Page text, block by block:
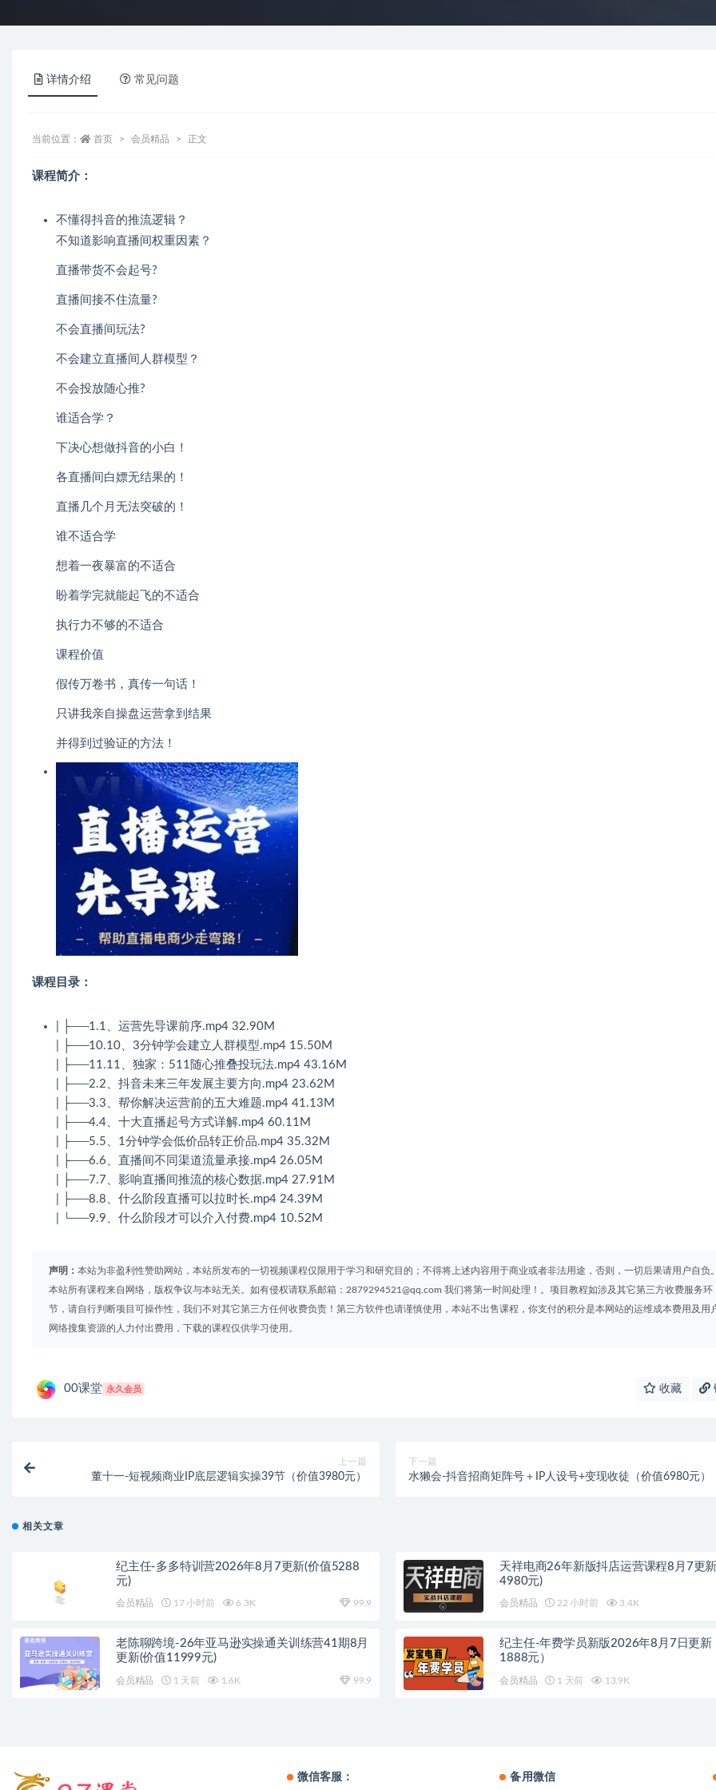
详情介绍 常见问题
当前位置： 首页 会员精品 正文
课程简介：
不懂得抖音的推流逻辑？
不知道影响直播间权重因素？
直播带货不会起号?
直播间接不住流量?
不会直播间玩法?
不会建立直播间人群模型？
不会投放随心推?
谁适合学？
下决心想做抖音的小白！
各直播间白嫖无结果的！
直播几个月无法突破的！
谁不适合学
想着一夜暴富的不适合
盼着学完就能起飞的不适合
执行力不够的不适合
课程价值
假传万卷书，真传一句话！
只讲我亲自操盘运营拿到结果
并得到过验证的方法！
课程目录：
| ├──1.1、运营先导课前序.mp4 32.90M
| ├──10.10、3分钟学会建立人群模型.mp4 15.50M
| ├──11.11、独家：511随心推叠投玩法.mp4 43.16M
| ├──2.2、抖音未来三年发展主要方向.mp4 23.62M
| ├──3.3、帮你解决运营前的五大难题.mp4 41.13M
| ├──4.4、十大直播起号方式详解.mp4 60.11M
| ├──5.5、1分钟学会低价品转正价品.mp4 35.32M
| ├──6.6、直播间不同渠道流量承接.mp4 26.05M
| ├──7.7、影响直播间推流的核心数据.mp4 27.91M
| ├──8.8、什么阶段直播可以拉时长.mp4 24.39M
| └──9.9、什么阶段才可以介入付费.mp4 10.52M
声明： 本站为非盈利性赞助网站，本站所发布的一切视频课程仅限用于学习和研究目的；不得将上述内容用于商业或者非法用途，否则，一切后果请用户自负。
本站所有课程来自网络，版权争议与本站无关。如有侵权请联系邮箱：2879294521@qq.com 我们将第一时间处理！。项目教程如涉及其它第三方收费服务环
节，请自行判断项目可操作性，我们不对其它第三方任何收费负责！第三方软件也请谨慎使用，本站不出售课程，你支付的积分是本网站的运维成本费用及用
网络搜集资源的人力付出费用，下载的课程仅供学习使用。
00课堂 永久会员 收藏
上一篇
董十一-短视频商业IP底层逻辑实操39节（价值3980元）
下一篇
水獭会-抖音招商矩阵号＋IP人设号+变现收徒（价值6980元）
相关文章
纪主任-多多特训营2026年8月7更新(价值5288
元)
会员精品 17 小时前 6.3K 99.9
天祥电商26年新版抖店运营课程8月7更
4980元)
会员精品 22 小时前 3.4K
老陈聊跨境-26年亚马逊实操通关训练营41期8月
更新(价值11999元)
会员精品 1 天前 1.6K 99.9
纪主任-年费学员新版2026年8月7日更新
1888元）
会员精品 1 天前 13.9K
微信客服： 备用微信